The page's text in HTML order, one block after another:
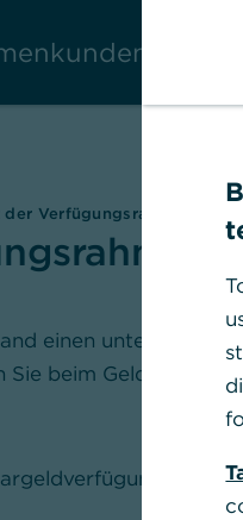
Verfügungsrahmen der
einen
beim Geldabheben
am